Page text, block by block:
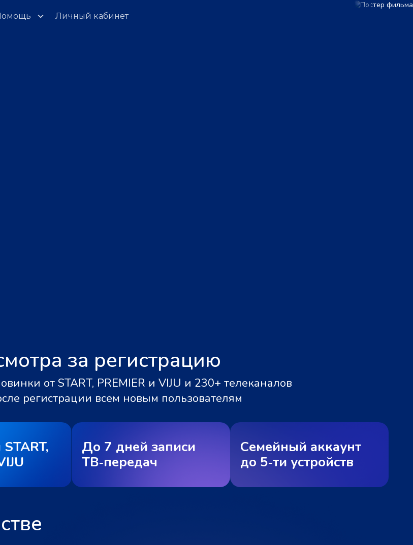
Личный кабинет
за регистрацию
от START, PREMIER и VIJU и 230+ телеканалов
регистрации всем новым пользователям
До 7 дней записи
ТВ‑передач
Семейный аккаунт
до 5‑ти устройств